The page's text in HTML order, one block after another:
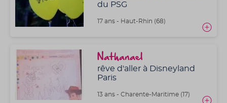
du PSG
17 ans - Haut-Rhin (68)
Nathanael
rêve d'aller à Disneyland
Paris
13 ans - Charente-Maritime (17)